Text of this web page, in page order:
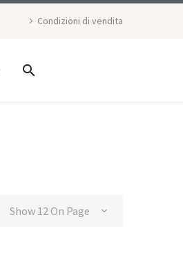
Condizioni di vendita
Show 12 On Page